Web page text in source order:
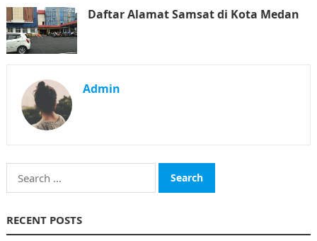
Daftar Alamat Samsat di Kota Medan
Admin
Search
for:
RECENT POSTS